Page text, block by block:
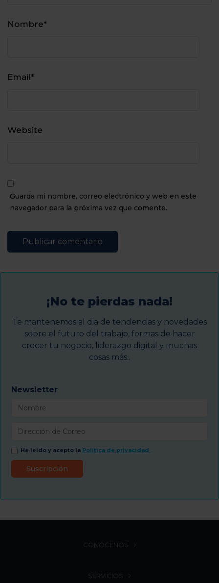
Nombre*
Email*
Website
Guarda mi nombre, correo electrónico y web en este
navegador para la próxima vez que comente.
¡No te pierdas nada!
Te mantenemos al dia de tendencias y novedades
sobre el futuro del trabajo, formas de hacer
crecer tu negocio, liderazgo digital y muchas
cosas más..
Newsletter
He leído y acepto la Política de privacidad
CONÓCENOS
SERVICIOS